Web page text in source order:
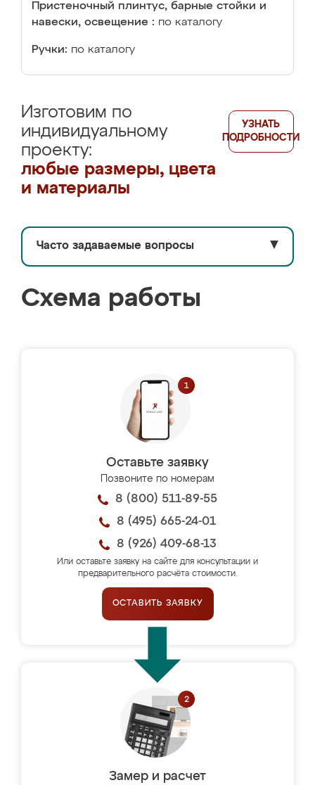
Пристеночный плинтус, барные стойки и
навески, освещение : по каталогу
Ручки: по каталогу
Изготовим по
индивидуальному
проекту:
любые размеры, цвета
и материалы
УЗНАТЬ
ПОДРОБНОСТИ
Часто задаваемые вопросы ▼
Схема работы
Оставьте заявку
Позвоните по номерам
8 (800) 511-89-55
8 (495) 665-24-01
8 (926) 409-68-13
Или оставьте заявку на сайте для консультации и
предварительного расчёта стоимости.
ОСТАВИТЬ ЗАЯВКУ
Замер и расчет